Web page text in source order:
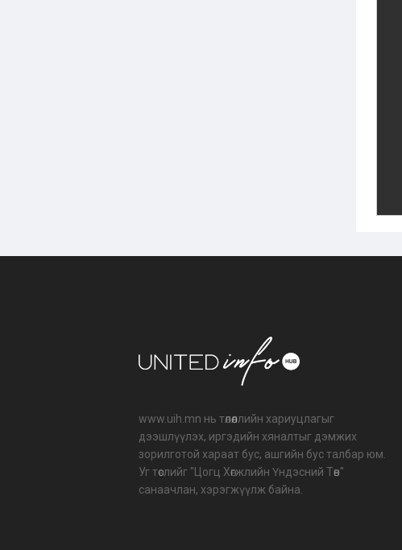
www.uih.mn нь төлөөллийн хариуцлагыг
дээшлүүлэх, иргэдийн хяналтыг дэмжих
зорилготой хараат бус, ашгийн бус талбар юм.
Уг төслийг "Цогц Хөгжлийн Үндэсний Төв"
санаачлан, хэрэгжүүлж байна.